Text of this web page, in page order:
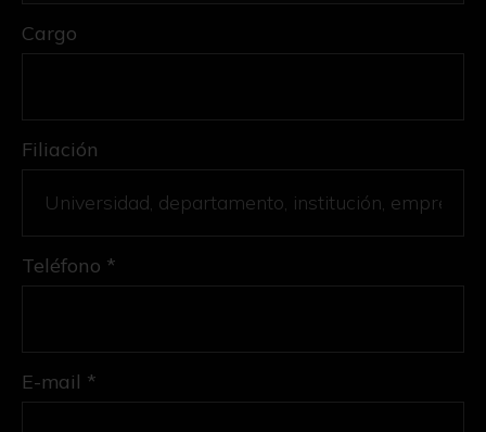
Cargo
Filiación
Teléfono *
E-mail *